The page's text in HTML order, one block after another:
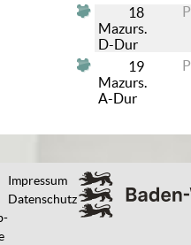
18
Mazurs.
D-Dur
19
Mazurs.
A-Dur
Impressum
Datenschutz